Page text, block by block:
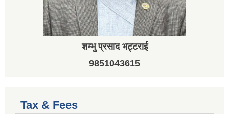
शम्भु प्रसाद भट्टराई
9851043615
Tax & Fees